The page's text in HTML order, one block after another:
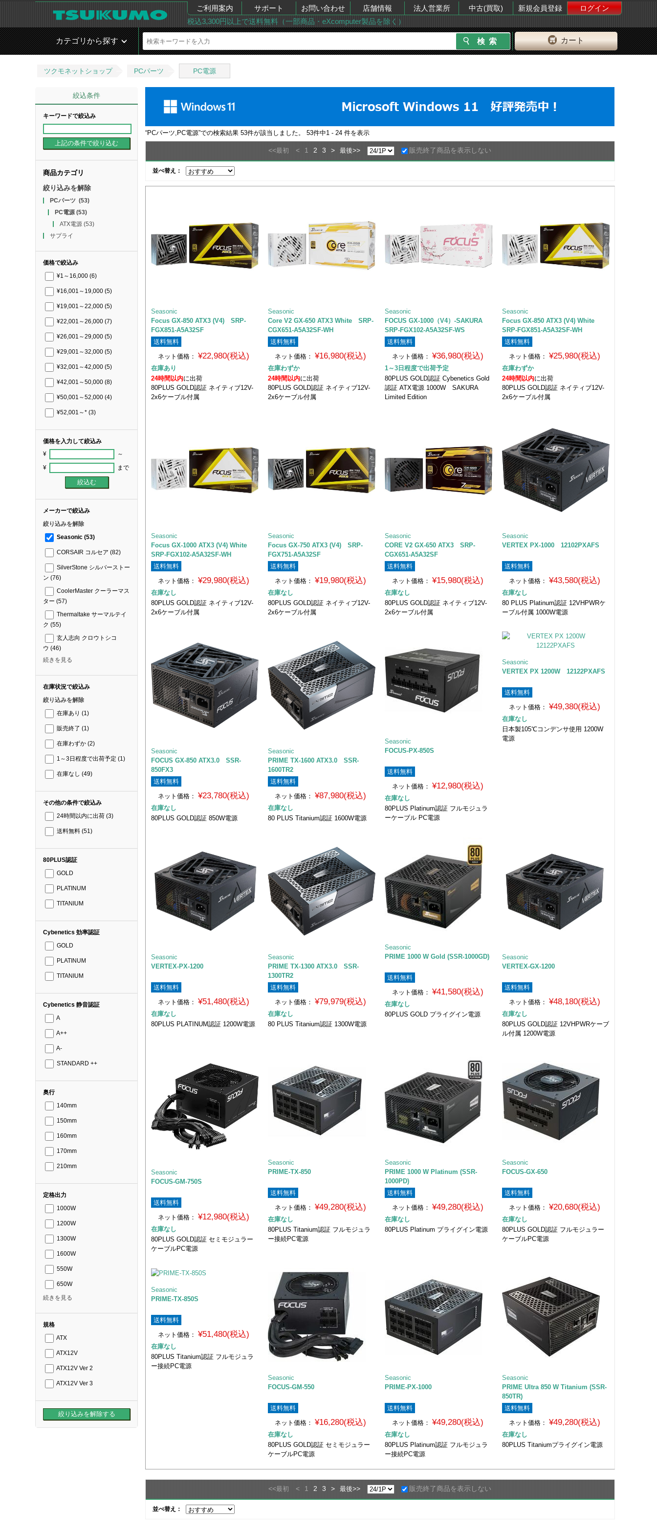
ご利用案内 サポート お問い合わせ 店舗情報 法人営業所 中古(買取) 新規会員登録
ログイン
税込3,300円以上で送料無料（一部商品・eXcomputer製品を除く）
カート
カテゴリから探す
ツクモネットショップ PCパーツ PC電源
絞込条件
キーワードで絞込み
商品カテゴリ
絞り込みを解除
PCパーツ (53)
PC電源(53)
ATX電源(53)
サプライ
価格で絞込み
¥1～16,000 (6)
¥16,001～19,000 (5)
¥19,001～22,000 (5)
¥22,001～26,000 (7)
¥26,001～29,000 (5)
¥29,001～32,000 (5)
¥32,001～42,000 (5)
¥42,001～50,000 (8)
¥50,001～52,000 (4)
¥52,001～* (3)
価格を入力して絞込み
¥ ～
¥ まで
メーカーで絞込み
絞り込みを解除
Seasonic (53)
CORSAIR コルセア (82)
SilverStone シルバーストー
ン (76)
CoolerMaster クーラーマス
ター (57)
Thermaltake サーマルテイ
ク (55)
玄人志向 クロウトシコ
ウ (46)
続きを見る
在庫状況で絞込み
絞り込みを解除
在庫あり (1)
販売終了 (1)
在庫わずか (2)
1～3日程度で出荷予定 (1)
在庫なし (49)
その他の条件で絞込み
24時間以内に出荷 (3)
送料無料 (51)
80PLUS認証
GOLD
PLATINUM
TITANIUM
Cybenetics 効率認証
GOLD
PLATINUM
TITANIUM
Cybenetics 静音認証
A
A++
A-
STANDARD ++
奥行
140mm
150mm
160mm
170mm
210mm
定格出力
1000W
1200W
1300W
1600W
550W
650W
続きを見る
規格
ATX
ATX12V
ATX12V Ver 2
ATX12V Ver 3
“PCパーツ,PC電源”での検索結果 53件が該当しました。 53件中1 - 24 件を表示
<<最初 < 1 2 3 > 最後>> 販売終了商品を表示しない
並べ替え：
Seasonic
Focus GX-850 ATX3 (V4) SRP-
FGX851-A5A32SF
送料無料
ネット価格：
¥22,980(税込)
在庫あり
24時間以内に出荷
80PLUS GOLD認証 ネイティブ12V-
2x6ケーブル付属
Seasonic
Core V2 GX-650 ATX3 White SRP-
CGX651-A5A32SF-WH
送料無料
ネット価格：
¥16,980(税込)
在庫わずか
24時間以内に出荷
80PLUS GOLD認証 ネイティブ12V-
2x6ケーブル付属
Seasonic
FOCUS GX-1000（V4）-SAKURA
SRP-FGX102-A5A32SF-WS
送料無料
ネット価格： ¥36,980(税込)
1～3日程度で出荷予定
80PLUS GOLD認証 Cybenetics Gold
認証 ATX電源 1000W SAKURA
Limited Edition
Seasonic
Focus GX-850 ATX3 (V4) White
SRP-FGX851-A5A32SF-WH
送料無料
ネット価格： ¥25,980(税込)
在庫わずか
24時間以内に出荷
80PLUS GOLD認証 ネイティブ12V-
2x6ケーブル付属
Seasonic
Focus GX-1000 ATX3 (V4) White
SRP-FGX102-A5A32SF-WH
送料無料
ネット価格：
¥29,980(税込)
在庫なし
80PLUS GOLD認証 ネイティブ12V-
2x6ケーブル付属
Seasonic
Focus GX-750 ATX3 (V4) SRP-
FGX751-A5A32SF
送料無料
ネット価格：
¥19,980(税込)
在庫なし
80PLUS GOLD認証 ネイティブ12V-
2x6ケーブル付属
Seasonic
CORE V2 GX-650 ATX3 SRP-
CGX651-A5A32SF
送料無料
ネット価格： ¥15,980(税込)
在庫なし
80PLUS GOLD認証 ネイティブ12V-
2x6ケーブル付属
Seasonic
VERTEX PX-1000 12102PXAFS
送料無料
ネット価格： ¥43,580(税込)
在庫なし
80 PLUS Platinum認証 12VHPWRケ
ーブル付属 1000W電源
Seasonic
FOCUS GX-850 ATX3.0 SSR-
850FX3
送料無料
ネット価格：
¥23,780(税込)
在庫なし
80PLUS GOLD認証 850W電源
Seasonic
PRIME TX-1600 ATX3.0 SSR-
1600TR2
送料無料
ネット価格：
¥87,980(税込)
在庫なし
80 PLUS Titanium認証 1600W電源
Seasonic
FOCUS-PX-850S
送料無料
ネット価格： ¥12,980(税込)
在庫なし
80PLUS Platinum認証 フルモジュラ
ーケーブル PC電源
Seasonic
VERTEX PX 1200W 12122PXAFS
送料無料
ネット価格： ¥49,380(税込)
在庫なし
日本製105℃コンデンサ使用 1200W
電源
Seasonic
VERTEX-PX-1200
送料無料
ネット価格：
¥51,480(税込)
在庫なし
80PLUS PLATINUM認証 1200W電源
Seasonic
PRIME TX-1300 ATX3.0 SSR-
1300TR2
送料無料
ネット価格：
¥79,979(税込)
在庫なし
80 PLUS Titanium認証 1300W電源
Seasonic
PRIME 1000 W Gold (SSR-1000GD)
送料無料
ネット価格： ¥41,580(税込)
在庫なし
80PLUS GOLD プライグイン電源
Seasonic
VERTEX-GX-1200
送料無料
ネット価格： ¥48,180(税込)
在庫なし
80PLUS GOLD認証 12VHPWRケーブ
ル付属 1200W電源
Seasonic
FOCUS-GM-750S
送料無料
ネット価格：
¥12,980(税込)
在庫なし
80PLUS GOLD認証 セミモジュラー
ケーブルPC電源
Seasonic
PRIME-TX-850
送料無料
ネット価格：
¥49,280(税込)
在庫なし
80PLUS Titanium認証 フルモジュラ
ー接続PC電源
Seasonic
PRIME 1000 W Platinum (SSR-
1000PD)
送料無料
ネット価格： ¥49,280(税込)
在庫なし
80PLUS Platinum プライグイン電源
Seasonic
FOCUS-GX-650
送料無料
ネット価格： ¥20,680(税込)
在庫なし
80PLUS GOLD認証 フルモジュラー
ケーブルPC電源
Seasonic
PRIME-TX-850S
送料無料
ネット価格：
¥51,480(税込)
在庫なし
80PLUS Titanium認証 フルモジュラ
ー接続PC電源
Seasonic
FOCUS-GM-550
送料無料
ネット価格：
¥16,280(税込)
在庫なし
80PLUS GOLD認証 セミモジュラー
ケーブルPC電源
Seasonic
PRIME-PX-1000
送料無料
ネット価格： ¥49,280(税込)
在庫なし
80PLUS Platinum認証 フルモジュラ
ー接続PC電源
Seasonic
PRIME Ultra 850 W Titanium (SSR-
850TR)
送料無料
ネット価格： ¥49,280(税込)
在庫なし
80PLUS Titaniumプライグイン電源
<<最初 < 1 2 3 > 最後>> 販売終了商品を表示しない
並べ替え：